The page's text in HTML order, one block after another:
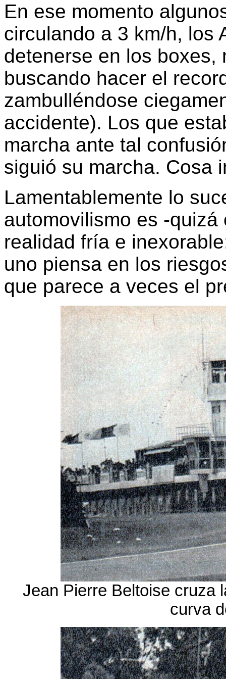
En ese momento
circulando a 3 km/h, los
detenerse en los boxes,
buscando hacer el
zambulléndose
accidente). Los que
marcha ante tal
siguió su marcha. Cosa
Lamentablemente lo
automovilismo es -
realidad fría e
uno piensa en los
que parece a veces el
Jean Pierre Beltoise cruza
curva